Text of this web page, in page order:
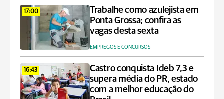
17:00
Trabalhe como azulejista em
Ponta Grossa; confira as
vagas desta sexta
EMPREGOS E CONCURSOS
16:43
Castro conquista Ideb 7,3 e
supera média do PR, estado
com a melhor educação do